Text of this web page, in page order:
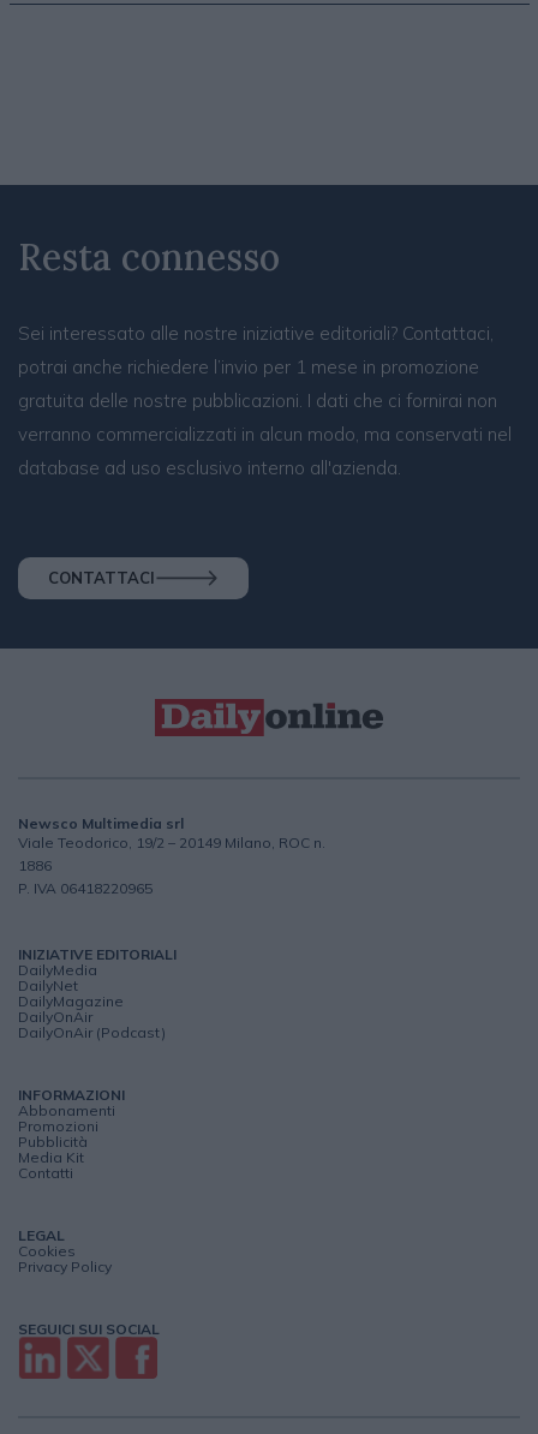
Resta connesso
Sei interessato alle nostre iniziative editoriali? Contattaci,
potrai anche richiedere l’invio per 1 mese in promozione
gratuita delle nostre pubblicazioni. I dati che ci fornirai non
verranno commercializzati in alcun modo, ma conservati nel
database ad uso esclusivo interno all'azienda.
CONTATTACI
Newsco Multimedia srl
Viale Teodorico, 19/2 – 20149 Milano, ROC n.
1886
P. IVA 06418220965
INIZIATIVE EDITORIALI
DailyMedia
DailyNet
DailyMagazine
DailyOnAir
DailyOnAir (Podcast)
INFORMAZIONI
Abbonamenti
Promozioni
Pubblicità
Media Kit
Contatti
LEGAL
Cookies
Privacy Policy
SEGUICI SUI SOCIAL